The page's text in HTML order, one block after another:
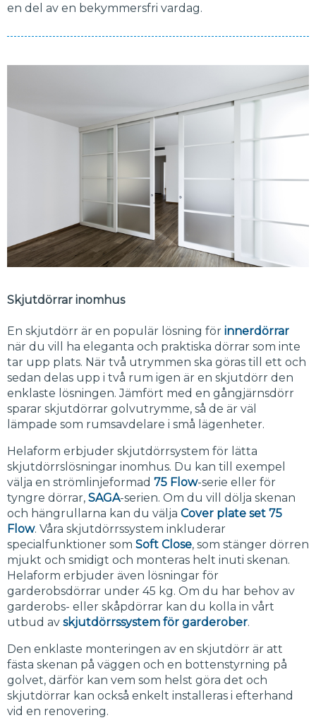
en del av en bekymmersfri vardag.
Skjutdörrar inomhus
En skjutdörr är en populär lösning för innerdörrar
när du vill ha eleganta och praktiska dörrar som inte
tar upp plats. När två utrymmen ska göras till ett och
sedan delas upp i två rum igen är en skjutdörr den
enklaste lösningen. Jämfört med en gångjärnsdörr
sparar skjutdörrar golvutrymme, så de är väl
lämpade som rumsavdelare i små lägenheter.
Helaform erbjuder skjutdörrsystem för lätta
skjutdörrslösningar inomhus. Du kan till exempel
välja en strömlinjeformad 75 Flow-serie eller för
tyngre dörrar, SAGA-serien. Om du vill dölja skenan
och hängrullarna kan du välja Cover plate set 75
Flow. Våra skjutdörrssystem inkluderar
specialfunktioner som Soft Close, som stänger dörren
mjukt och smidigt och monteras helt inuti skenan.
Helaform erbjuder även lösningar för
garderobsdörrar under 45 kg. Om du har behov av
garderobs- eller skåpdörrar kan du kolla in vårt
utbud av skjutdörrssystem för garderober.
Den enklaste monteringen av en skjutdörr är att
fästa skenan på väggen och en bottenstyrning på
golvet, därför kan vem som helst göra det och
skjutdörrar kan också enkelt installeras i efterhand
vid en renovering.